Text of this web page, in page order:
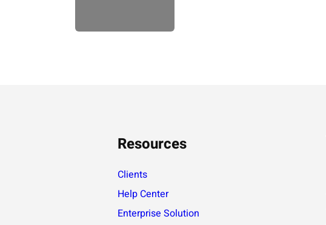
Resources
Clients
Help Center
Enterprise Solution